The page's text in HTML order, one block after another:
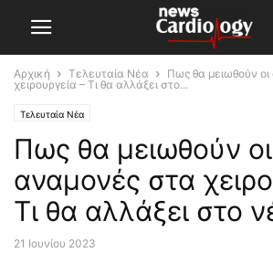
Αρχική Τελευταία Νέα
Πως θα μειωθούν
χειρουργεία – Τι θα αλλάξει στο...
Τελευταία Νέα
Πως θα μειωθούν οι
αναμονές στα
Τι θα αλλάξει στο
21 Ιουνίου 2023